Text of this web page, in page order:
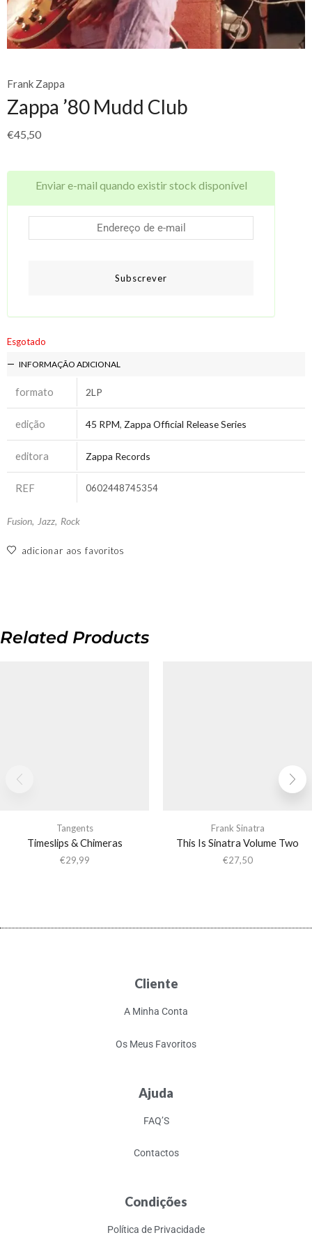
Frank Zappa
Zappa ’80 Mudd Club
€45,50
Enviar e-mail quando existir stock disponível
Subscrever
Esgotado
INFORMAÇÃO ADICIONAL
formato 2LP
edição 45 RPM, Zappa Official Release Series
editora Zappa Records
REF 0602448745354
Fusion, Jazz, Rock
adicionar aos favoritos
Related Products
Tangents
Timeslips & Chimeras
€29,99
Frank Sinatra
This Is Sinatra Volume Two
€27,50
Cliente
A Minha Conta
Os Meus Favoritos
Ajuda
FAQ’S
Contactos
Condições
Política de Privacidade